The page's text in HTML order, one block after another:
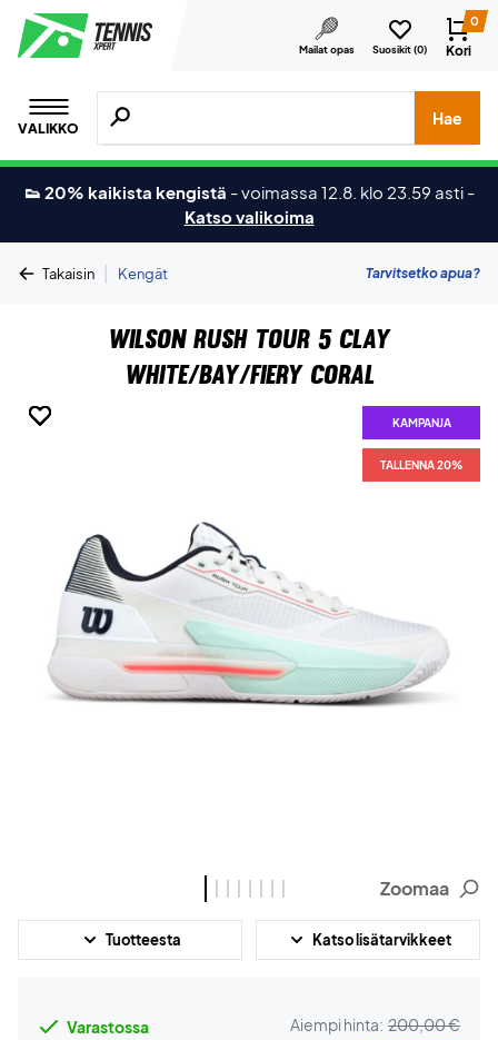
Mailat opas Suosikit (0)
0
Kori
VALIKKO
Hae tuotteita, merkkejä jne.
Hae
👟 20% kaikista kengistä -voimassa 12.8. klo 23.59 asti -
Katso valikoima
Takaisin | Kengät Tarvitsetko apua?
Wilson Rush Tour 5 Clay
White/Bay/Fiery Coral
KAMPANJA
TALLENNA 20%
KAMPANJA
TALLENNA 20%
KAMPANJA
TALLENNA 20%
KAMPANJA
TALLENNA 20%
KAMPANJA
TALLENNA 20%
KAMPANJA
TALLENNA 20%
KAMPANJA
TALLENNA 20%
KAMPANJA
TALLENNA 20%
Zoomaa
Tuotteesta Katso lisätarvikkeet
Varastossa Aiempi hinta: 200,00 €